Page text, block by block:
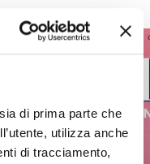
di prima parte che
utilizza anche
di tracciamento,